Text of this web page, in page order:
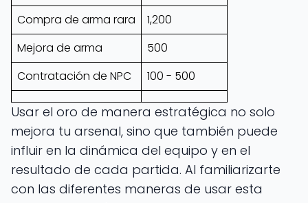
Compra de arma rara
1,200
Mejora de arma
500
Contratación de NPC
100 - 500
Usar el oro de manera estratégica no solo
mejora tu arsenal, sino que también puede
influir en la dinámica del equipo y en el
resultado de cada partida. Al familiarizarte
con las diferentes maneras de usar esta